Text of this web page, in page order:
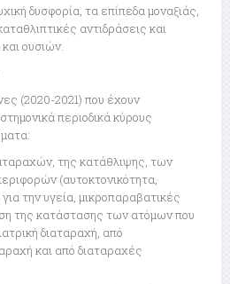
δυσφορία, τα επίπεδα μοναξιάς,
αντιδράσεις και
ουσιών.
(2020-2021) που έχουν
περιοδικά κύρους
της κατάθλιψης, των
(αυτοκτονικότητα,
την υγεία, μικροπαραβατικές
της κατάστασης των ατόμων που
διαταραχή, από
και από διαταραχές